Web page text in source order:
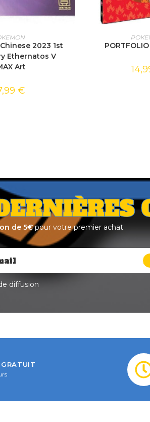
AU PANIER
2023 1st
Ethernatos V
Art
€
AJOUTER
de 5€pour votre premier achat
diffusion